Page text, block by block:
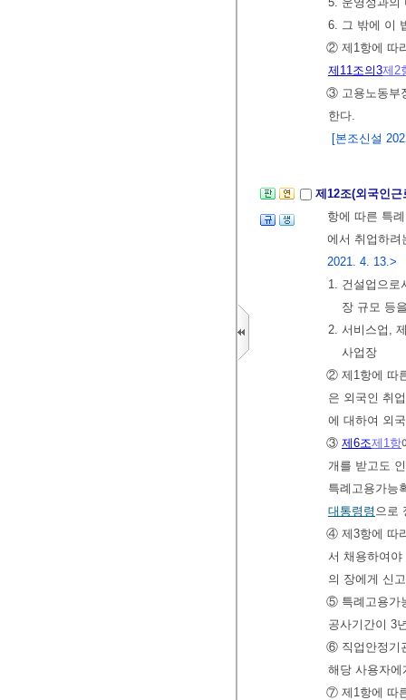
6. 그 밖에 이
② 제1항에 따
제11조의3제2
③ 고용노동부
한다.
[본조신설
제12조(외국인
항에 따른 특
에서 취업하
2021. 4. 13.>
1. 건설업으로
장 규모 등
2. 서비스업,
사업장
② 제1항에 따
은 외국인 취
에 대하여 외
③ 제6조제1항
개를 받고도
특례고용가능
대통령령 으로
④ 제3항에 따
서 채용하여
의 장에게 신
⑤ 특례고용가
공사기간이 3
⑥ 직업안정기
해당 사용자
⑦ 제1항에 따